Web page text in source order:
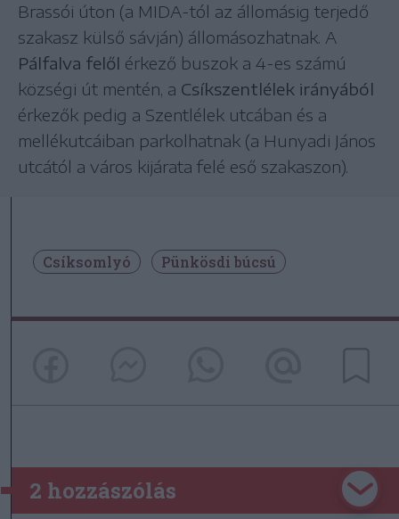
Brassói úton (a MIDA-tól az állomásig terjedő
szakasz külső sávján) állomásozhatnak. A
Pálfalva felől érkező buszok a 4-es számú
községi út mentén, a Csíkszentlélek irányából
érkezők pedig a Szentlélek utcában és a
mellékutcáiban parkolhatnak (a Hunyadi János
utcától a város kijárata felé eső szakaszon).
Csíksomlyó Pünkösdi búcsú
2 hozzászólás